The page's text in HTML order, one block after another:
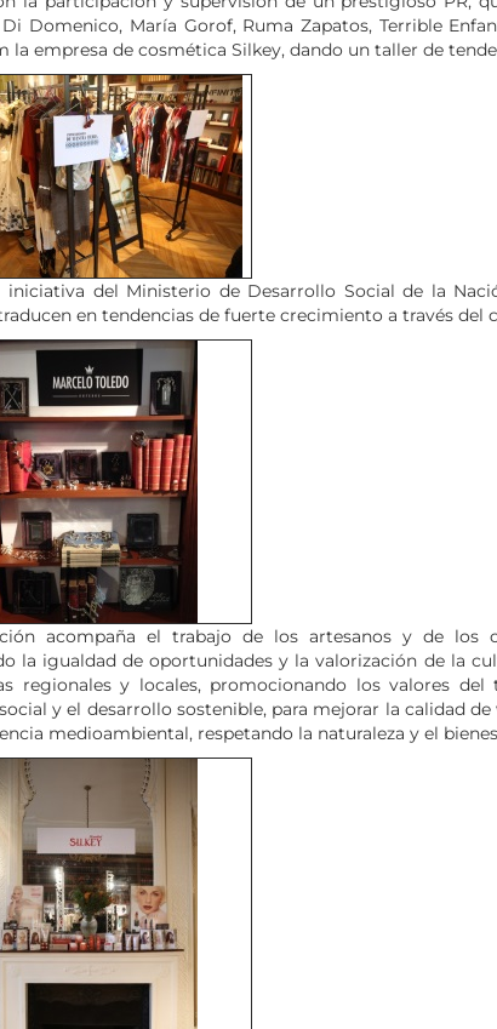
Domenico, María Gorof, Ruma Zapatos, Terrible
la empresa de cosmética Silkey, dando un taller de
del Ministerio de Desarrollo Social de la
en tendencias de fuerte crecimiento a través
acompaña el trabajo de los artesanos y de los
la igualdad de oportunidades y la valorización de la
regionales y locales, promocionando los valores
y el desarrollo sostenible, para mejorar la calidad de
medioambiental, respetando la naturaleza y el